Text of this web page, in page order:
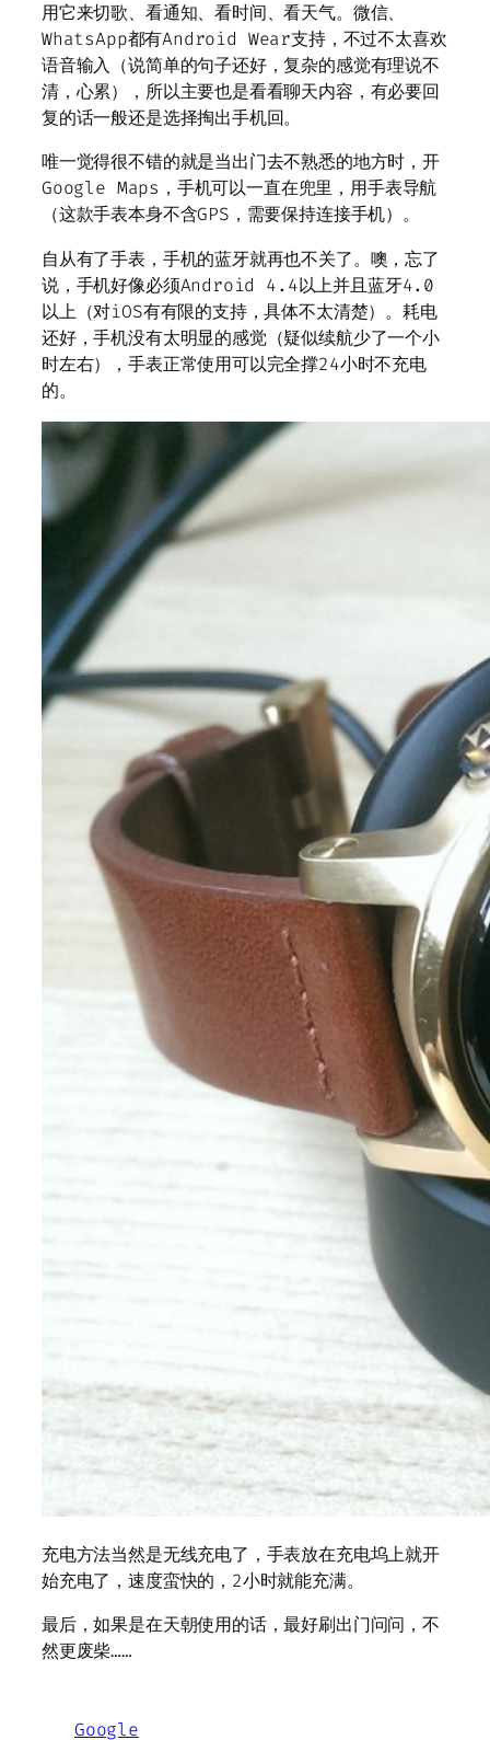
用它来切歌、看通知、看时间、看天气。微信、
WhatsApp都有Android Wear支持，不过不太喜欢
语音输入（说简单的句子还好，复杂的感觉有理说不
清，心累），所以主要也是看看聊天内容，有必要回
复的话一般还是选择掏出手机回。
唯一觉得很不错的就是当出门去不熟悉的地方时，开
Google Maps，手机可以一直在兜里，用手表导航
（这款手表本身不含GPS，需要保持连接手机）。
自从有了手表，手机的蓝牙就再也不关了。噢，忘了
说，手机好像必须Android 4.4以上并且蓝牙4.0
以上（对iOS有有限的支持，具体不太清楚）。耗电
还好，手机没有太明显的感觉（疑似续航少了一个小
时左右），手表正常使用可以完全撑24小时不充电
的。
充电方法当然是无线充电了，手表放在充电坞上就开
始充电了，速度蛮快的，2小时就能充满。
最后，如果是在天朝使用的话，最好刷出门问问，不
然更废柴……
Google